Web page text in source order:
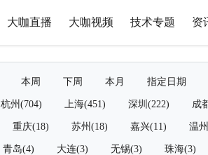
大咖直播 大咖视频 技术专题 资
本周 下周 本月 指定日期
杭州(704) 上海(451) 深圳(222) 成
重庆(18) 苏州(18) 嘉兴(11) 温
青岛(4) 大连(3) 无锡(3) 珠海(3)